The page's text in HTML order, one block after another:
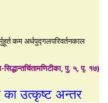
कम अर्धपुद्गलपरिवर्तनकाल
पु. ५, पृ. १७)
का उत्कृष्ट अन्तर